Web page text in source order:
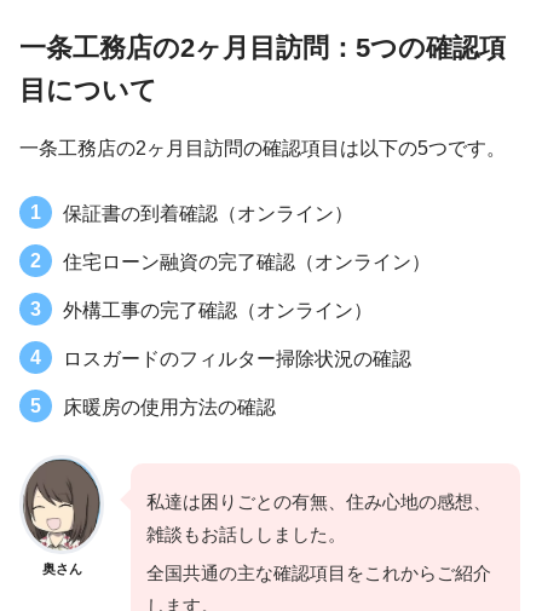
一条工務店の2ヶ月目訪問：5つの確認項
目について
一条工務店の2ヶ月目訪問の確認項目は以下の5つです。
保証書の到着確認（オンライン）
住宅ローン融資の完了確認（オンライン）
外構工事の完了確認（オンライン）
ロスガードのフィルター掃除状況の確認
床暖房の使用方法の確認
奥さん
私達は困りごとの有無、住み心地の感想、
雑談もお話ししました。
全国共通の主な確認項目をこれからご紹介
します。